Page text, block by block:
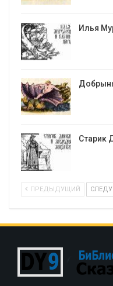
Илья
Старик
ПРЕДЫДУЩИЙ